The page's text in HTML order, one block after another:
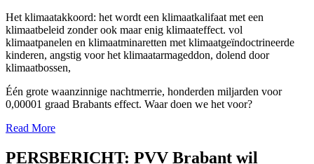
Het klimaatakkoord: het wordt een klimaatkalifaat met een
klimaatbeleid zonder ook maar enig klimaateffect. vol
klimaatpanelen en klimaatminaretten met klimaatgeïndoctrineerde
kinderen, angstig voor het klimaatarmageddon, dolend door
klimaatbossen,
Één grote waanzinnige nachtmerrie, honderden miljarden voor
0,00001 graad Brabants effect. Waar doen we het voor?
Read More
PERSBERICHT: PVV Brabant wil